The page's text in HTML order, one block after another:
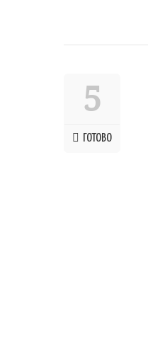
5
ГОТОВО